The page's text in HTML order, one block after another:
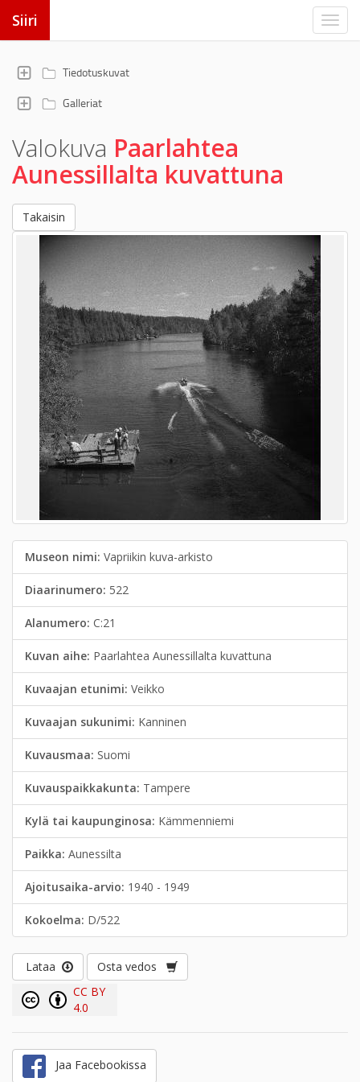
Siiri
Tiedotuskuvat
Galleriat
Valokuva Paarlahtea
Aunessillalta kuvattuna
Takaisin
Museon nimi: Vapriikin kuva-arkisto
Diaarinumero: 522
Alanumero: C:21
Kuvan aihe: Paarlahtea Aunessillalta kuvattuna
Kuvaajan etunimi: Veikko
Kuvaajan sukunimi: Kanninen
Kuvausmaa: Suomi
Kuvauspaikkakunta: Tampere
Kylä tai kaupunginosa: Kämmenniemi
Paikka: Aunessilta
Ajoitusaika-arvio: 1940 - 1949
Kokoelma: D/522
Lataa
Osta vedos
CC BY
4.0
Jaa Facebookissa